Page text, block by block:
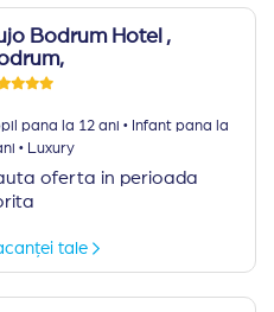
Bodrum Hotel ,
pana la 12 ani ·Infant pana la
·Luxury
oferta in perioada
tale